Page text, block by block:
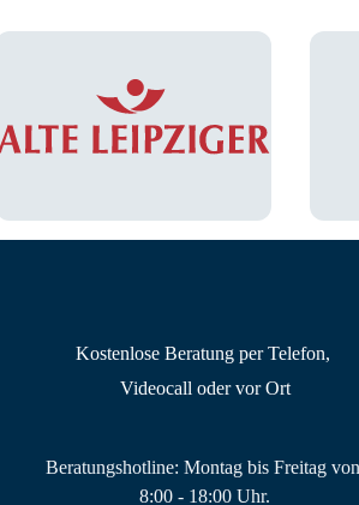
Kostenlose Beratung per Telefon,
Videocall oder vor Ort
Beratungshotline: Montag bis Freitag von
8:00 - 18:00 Uhr.